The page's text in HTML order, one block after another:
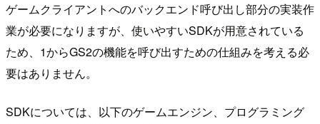
ゲームクライアントへのバックエンド呼び出し部分の実装作
業が必要になりますが、使いやすいSDKが用意されている
ため、1からGS2の機能を呼び出すための仕組みを考える必
要はありません。
SDKについては、以下のゲームエンジン、プログラミング